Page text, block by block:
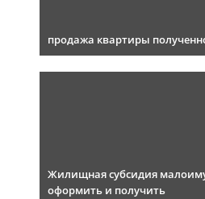
продажа квартиры
Жилищная субсидия
оформить и получить